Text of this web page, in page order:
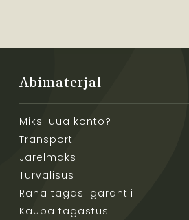
Abimaterjal
Miks luua konto?
Transport
Järelmaks
Turvalisus
Raha tagasi garantii
Kauba tagastus